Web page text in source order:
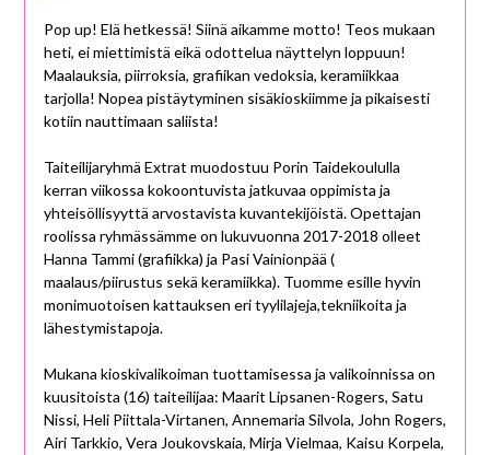
Pop up! Elä hetkessä! Siinä aikamme motto! Teos mukaan
heti, ei miettimistä eikä odottelua näyttelyn loppuun!
Maalauksia, piirroksia, grafiikan vedoksia, keramiikkaa
tarjolla! Nopea pistäytyminen sisäkioskiimme ja pikaisesti
kotiin nauttimaan saliista!
Taiteilijaryhmä Extrat muodostuu Porin Taidekoululla
kerran viikossa kokoontuvista jatkuvaa oppimista ja
yhteisöllisyyttä arvostavista kuvantekijöistä. Opettajan
roolissa ryhmässämme on lukuvuonna 2017-2018 olleet
Hanna Tammi (grafiikka) ja Pasi Vainionpää (
maalaus/piirustus sekä keramiikka). Tuomme esille hyvin
monimuotoisen kattauksen eri tyylilajeja,tekniikoita ja
lähestymistapoja.
Mukana kioskivalikoiman tuottamisessa ja valikoinnissa on
kuusitoista (16) taiteilijaa: Maarit Lipsanen-Rogers, Satu
Nissi, Heli Piittala-Virtanen, Annemaria Silvola, John Rogers,
Airi Tarkkio, Vera Joukovskaia, Mirja Vielmaa, Kaisu Korpela,